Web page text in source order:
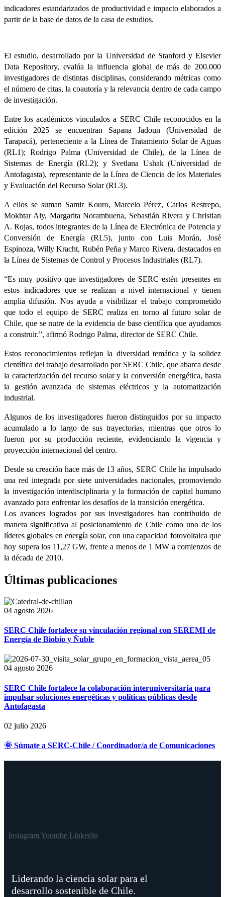
indicadores estandarizados de productividad e impacto elaborados a
partir de la base de datos de la casa de estudios.
El estudio, desarrollado por la Universidad de Stanford y Elsevier
Data Repository, evalúa la influencia global de más de 200.000
investigadores de distintas disciplinas, considerando métricas como
el número de citas, la coautoría y la relevancia dentro de cada campo
de investigación.
Entre los académicos vinculados a SERC Chile reconocidos en la
edición 2025 se encuentran Sapana Jadoun (Universidad de
Tarapacá), perteneciente a la Línea de Tratamiento Solar de Aguas
(RL1); Rodrigo Palma (Universidad de Chile), de la Línea de
Sistemas de Energía (RL2); y Svetlana Ushak (Universidad de
Antofagasta), representante de la Línea de Ciencia de los Materiales
y Evaluación del Recurso Solar (RL3).
A ellos se suman Samir Kouro, Marcelo Pérez, Carlos Restrepo,
Mokhtar Aly, Margarita Norambuena, Sebastián Rivera y Christian
A. Rojas, todos integrantes de la Línea de Electrónica de Potencia y
Conversión de Energía (RL5), junto con Luis Morán, José
Espinoza, Willy Kracht, Rubén Peña y Marco Rivera, destacados en
la Línea de Sistemas de Control y Procesos Industriales (RL7).
“Es muy positivo que investigadores de SERC estén presentes en
estos indicadores que se realizan a nivel internacional y tienen
amplia difusión. Nos ayuda a visibilizar el trabajo comprometido
que todo el equipo de SERC realiza en torno al futuro solar de
Chile, que se nutre de la evidencia de base científica que ayudamos
a construir.”, afirmó Rodrigo Palma, director de SERC Chile.
Estos reconocimientos reflejan la diversidad temática y la solidez
científica del trabajo desarrollado por SERC Chile, que abarca desde
la caracterización del recurso solar y la conversión energética, hasta
la gestión avanzada de sistemas eléctricos y la automatización
industrial.
Algunos de los investigadores fueron distinguidos por su impacto
acumulado a lo largo de sus trayectorias, mientras que otros lo
fueron por su producción reciente, evidenciando la vigencia y
proyección internacional del centro.
Desde su creación hace más de 13 años, SERC Chile ha impulsado
una red integrada por siete universidades nacionales, promoviendo
la investigación interdisciplinaria y la formación de capital humano
avanzado para enfrentar los desafíos de la transición energética.
Los avances logrados por sus investigadores han contribuido de
manera significativa al posicionamiento de Chile como uno de los
líderes globales en energía solar, con una capacidad fotovoltaica que
hoy supera los 11,27 GW, frente a menos de 1 MW a comienzos de
la década de 2010.
Últimas publicaciones
04 agosto 2026
SERC Chile fortalece su vinculación regional con SEREMI de
Energía de Biobío y Ñuble
04 agosto 2026
SERC Chile fortalece la colaboración interuniversitaria para
impulsar soluciones energéticas y políticas públicas desde
Antofagasta
02 julio 2026
🌞 Súmate a SERC-Chile / Coordinador/a de Comunicaciones
InstagramYoutube Linkedin
Liderando la ciencia solar para el
desarrollo sostenible de Chile.